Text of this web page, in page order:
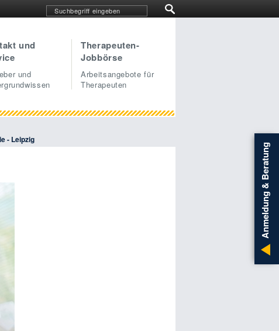
und
und
Therapeuten-
Jobbörse
Arbeitsangebote für
Therapeuten
- Leipzig
Anmeldung & Beratung